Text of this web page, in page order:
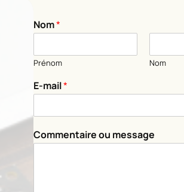
m
e
s
a
g
e
*
Nom*
Prénom Nom
E-mail*
Commentaire ou message